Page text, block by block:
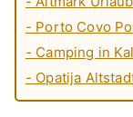
- Porto Covo
- Camping in
- Opatija